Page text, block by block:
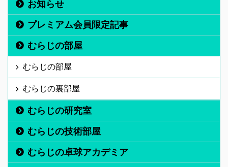
お知らせ
プレミアム会員限定記事
むらじの部屋
むらじの部屋
むらじの裏部屋
むらじの研究室
むらじの技術部屋
むらじの卓球アカデミア